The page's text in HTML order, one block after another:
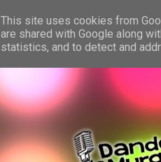
This site uses cookies from
are shared with Google along
statistics, and to detect and